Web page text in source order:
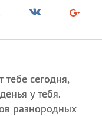
тебе сегодня,
у тебя.
разнородных